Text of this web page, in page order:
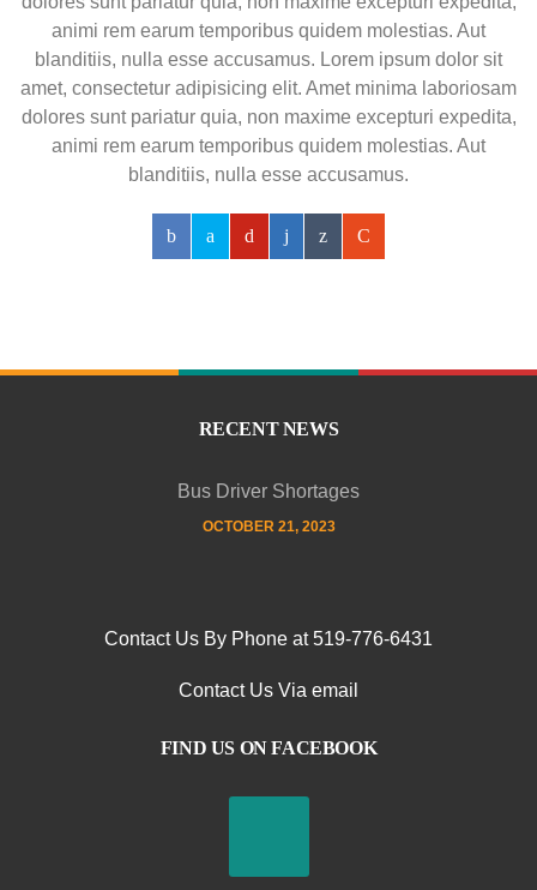
animi rem earum temporibus quidem molestias. Aut
blanditiis, nulla esse accusamus. Lorem ipsum dolor sit
amet, consectetur adipisicing elit. Amet minima laboriosam
dolores sunt pariatur quia, non maxime excepturi expedita,
animi rem earum temporibus quidem molestias. Aut
blanditiis, nulla esse accusamus.
RECENT NEWS
Bus Driver Shortages
OCTOBER 21, 2023
Contact Us By Phone at 519-776-6431
Contact Us Via email
FIND US ON FACEBOOK